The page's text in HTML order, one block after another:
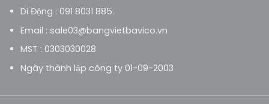
Di Động : 091 8031 885.
Email : sale03@bangvietbavico.vn
MST : 0303030028
Ngày thành lập công ty 01-09-2003